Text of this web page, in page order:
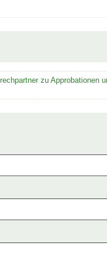
zu Approbationen